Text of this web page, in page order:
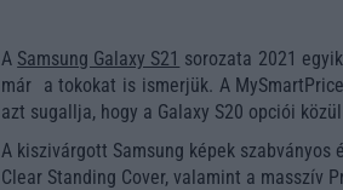
A Samsung Galaxy S21 sorozata 2021
már a tokokat is ismerjük. A
azt sugallja, hogy a Galaxy S20 opciói
A kiszivárgott Samsung képek
Clear Standing Cover, valamint a masszív